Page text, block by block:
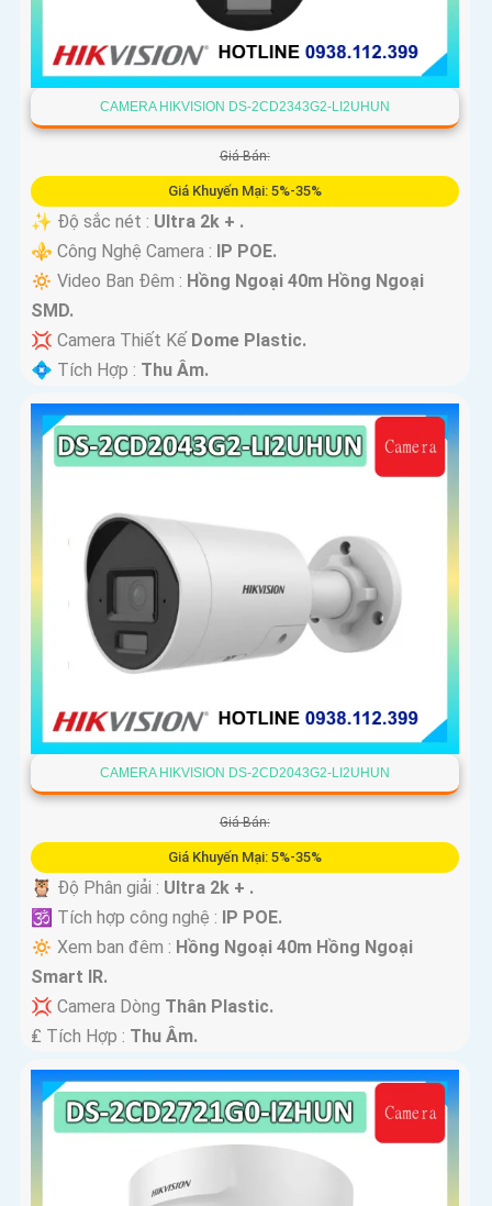
CAMERA HIKVISION DS-2CD2343G2-LI2UHUN
Giá Bán:
Giá Khuyến Mại: 5%-35%
✨ Độ sắc nét : Ultra 2k + .
⚜️ Công Nghệ Camera : IP POE.
🔅 Video Ban Đêm : Hồng Ngoại 40m Hồng Ngoại
SMD.
💢 Camera Thiết Kế Dome Plastic.
️💠 Tích Hợp : Thu Âm.
CAMERA HIKVISION DS-2CD2043G2-LI2UHUN
Giá Bán:
Giá Khuyến Mại: 5%-35%
🦉 Độ Phân giải : Ultra 2k + .
🕉️ Tích hợp công nghệ : IP POE.
🔅 Xem ban đêm : Hồng Ngoại 40m Hồng Ngoại
Smart IR.
💢 Camera Dòng Thân Plastic.
️₤ Tích Hợp : Thu Âm.